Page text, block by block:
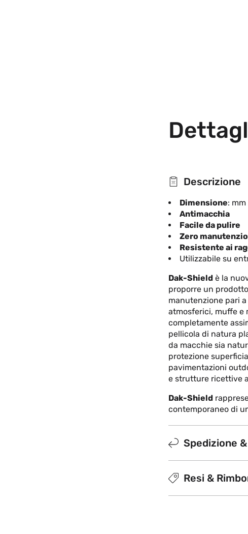
Descrizione
Dimensione:
Antimacchia
Facile da pulire
Zero
Resistente ai
Utilizzabile su
Dak-Shield è la
proporre un
manutenzione pari
atmosferici, muffe e
completamente
pellicola di natura
da macchie sia
protezione
pavimentazioni
e strutture ricettive
Dak-Shield
contemporaneo di
Spedizione
Resi &